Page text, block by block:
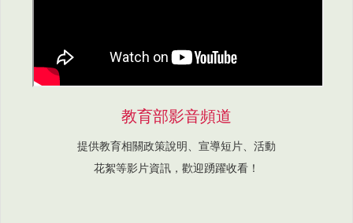
教育部影音頻道
提供教育相關政策說明、宣導短片、活動
花絮等影片資訊，歡迎踴躍收看！